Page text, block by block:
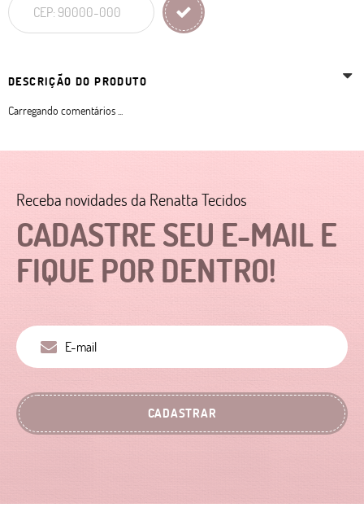
DESCRIÇÃO DO PRODUTO
Carregando comentários ...
CADASTRE SEU E-MAIL E
FIQUE POR DENTRO!
Receba novidades da Renatta Tecidos
CADASTRAR